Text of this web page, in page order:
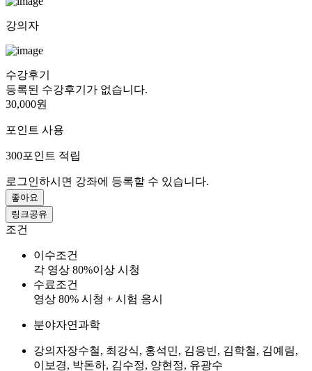
강의자
수강후기
등록된 수강후기가 없습니다.
30,000원
포인트 사용
300포인트 적립
로그인하시면 강좌에 등록할 수 있습니다.
좋아요
링크공유
조건
이수조건
각 영상 80%이상 시청
수료조건
영상 80% 시청 + 시험 응시
분야자연과학
강의자장수철, 최강식, 홍석민, 김응빈, 김학철, 김예림,
이보경, 박돈하, 김수정, 양현정, 유광수